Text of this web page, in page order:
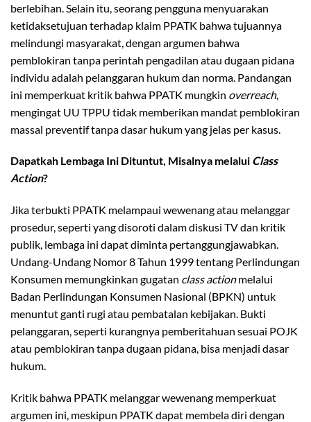
berlebihan. Selain itu, seorang pengguna menyuarakan
ketidaksetujuan terhadap klaim PPATK bahwa tujuannya
melindungi masyarakat, dengan argumen bahwa
pemblokiran tanpa perintah pengadilan atau dugaan pidana
individu adalah pelanggaran hukum dan norma. Pandangan
ini memperkuat kritik bahwa PPATK mungkin overreach,
mengingat UU TPPU tidak memberikan mandat pemblokiran
massal preventif tanpa dasar hukum yang jelas per kasus.
Dapatkah Lembaga Ini Dituntut, Misalnya melalui Class
Action?
Jika terbukti PPATK melampaui wewenang atau melanggar
prosedur, seperti yang disoroti dalam diskusi TV dan kritik
publik, lembaga ini dapat diminta pertanggungjawabkan.
Undang-Undang Nomor 8 Tahun 1999 tentang Perlindungan
Konsumen memungkinkan gugatan class actionmelalui
Badan Perlindungan Konsumen Nasional (BPKN) untuk
menuntut ganti rugi atau pembatalan kebijakan. Bukti
pelanggaran, seperti kurangnya pemberitahuan sesuai POJK
atau pemblokiran tanpa dugaan pidana, bisa menjadi dasar
hukum.
Kritik bahwa PPATK melanggar wewenang memperkuat
argumen ini, meskipun PPATK dapat membela diri dengan